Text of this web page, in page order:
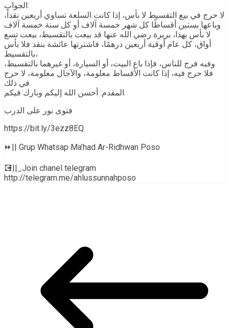
الجواب:
لا حرج في بيع التقسيط لا بأس، إذا كانت السلعة تساوي أربعين نقداً،
وباعها بستين أقساطًا كل شهر خمسة آلاف أو كل سنة خمسة آلاف
لا بأس بهذا، بريرة رضي الله عنها قد بيعت بالتقسيط، بيعت تسع
أواق، كل عام أوقية أربعين درهمًا، فاشترتها عائشة بنقد فلا بأس
بالتقسيط،
وفيه فرج للناس، فإذا باع البيت، أو السيارة، أو غيرهما بالتقسيط،
فلا حرج فيه، إذا كانت الأقساط معلومة، والآجال معلومة، لا حرج
في ذلك.
المقدم: أحسن الله إليكم وبارك فيكم.
فتوى نور على الدرب
https://bit.ly/3ezz8EQ
⏩|| Grup Whatsap Ma’had Ar-Ridhwan Poso
💽||_Join chanel telegram
http://telegram.me/ahlussunnahposo